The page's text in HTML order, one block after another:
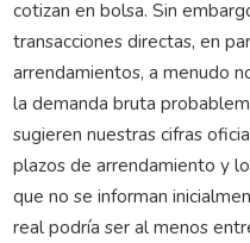
cotizan en bolsa. Sin
transacciones directas, en
arrendamientos, a menudo
la demanda bruta
sugieren nuestras cifras
plazos de arrendamiento y
que no se informan
real podría ser al menos